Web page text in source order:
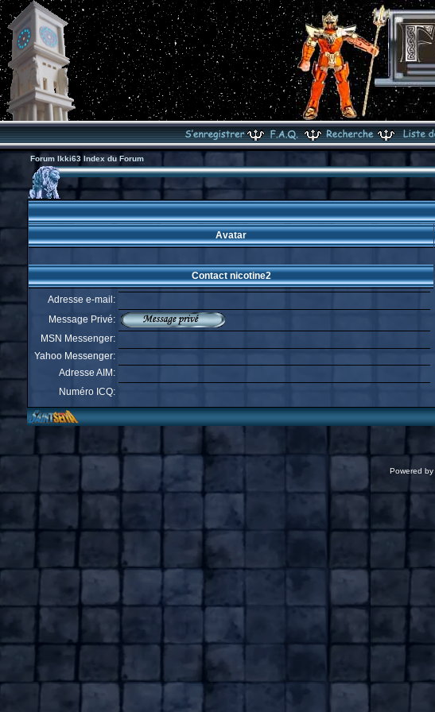
Forum Ikki63 Index du Forum
Avatar
Contact nicotine2
Adresse e-mail:
Message Privé:
MSN Messenger:
Yahoo Messenger:
Adresse AIM:
Numéro ICQ:
Powered by